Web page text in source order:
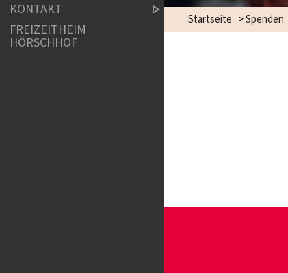
Startseite >Spenden
KONTAKT
FREIZEITHEIM
HÖRSCHHOF